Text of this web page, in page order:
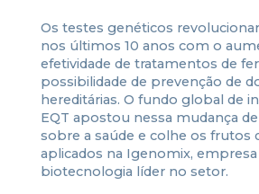
Os testes genéticos
nos últimos 10 anos com o
efetividade de tratamentos de
possibilidade de prevenção de
hereditárias. O fundo global de
EQT apostou nessa mudança
sobre a saúde e colhe os frutos
aplicados na Igenomix, empresa
biotecnologia líder no setor.